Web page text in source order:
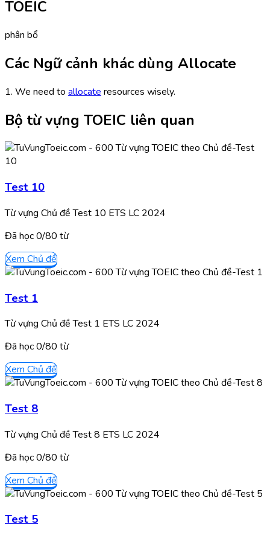
TOEIC
phân bổ
Các Ngữ cảnh khác dùng Allocate
1. We need to allocate resources wisely.
Bộ từ vựng TOEIC liên quan
Test 10
Từ vựng Chủ đề Test 10 ETS LC 2024
Đã học0/80 từ
Xem Chủ đề
Test 1
Từ vựng Chủ đề Test 1 ETS LC 2024
Đã học0/80 từ
Xem Chủ đề
Test 8
Từ vựng Chủ đề Test 8 ETS LC 2024
Đã học0/80 từ
Xem Chủ đề
Test 5